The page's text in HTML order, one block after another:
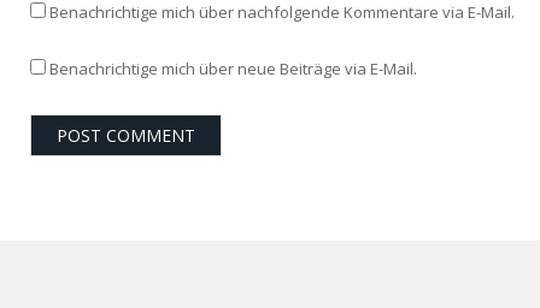
Benachrichtige mich über nachfolgende Kommentare via E-Mail.
Benachrichtige mich über neue Beiträge via E-Mail.